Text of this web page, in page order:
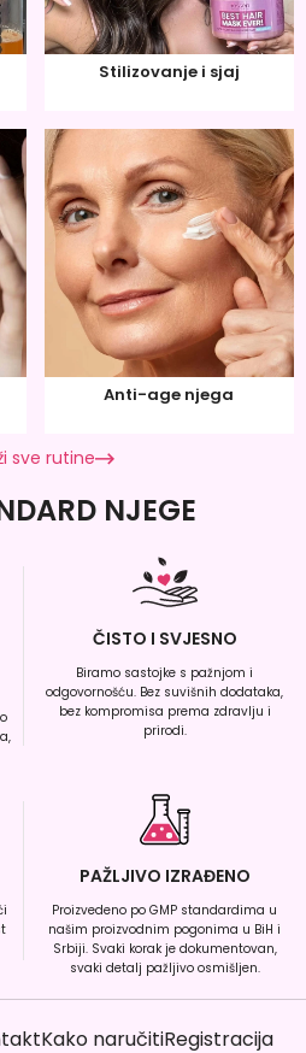
Stilizovanje i sjaj
Anti-age njega
sve rutine
NJEGE
ČISTO I SVJESNO
Biramo sastojke s pažnjom i
odgovornošću. Bez suvišnih dodataka,
bez kompromisa prema zdravlju i
prirodi.
PAŽLJIVO IZRAĐENO
Proizvedeno po GMP standardima u
našim proizvodnim pogonima u BiH i
Srbiji. Svaki korak je dokumentovan,
svaki detalj pažljivo osmišljen.
Kako naručitiRegistracija